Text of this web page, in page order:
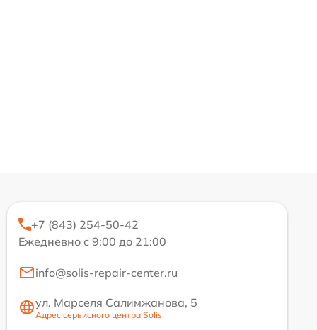
+7 (843) 254-50-42
Ежедневно с 9:00 до 21:00
info@solis-repair-center.ru
ул. Марселя Салимжанова, 5
Адрес сервисного центра Solis